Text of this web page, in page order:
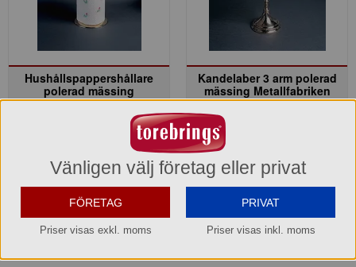
Hushållspappershållare
polerad mässing
Metallfabriken Norden
Hel förpackning = 1*1 st
Lager: 7 förp.
Köp »
Kandelaber 3 arm polerad
mässing Metallfabriken
Norden
Hel förpackning =1*1 st
Lager: 4 förp.
Köp »
Vänligen välj företag eller privat
FÖRETAG
Priser visas exkl. moms
PRIVAT
Priser visas inkl. moms